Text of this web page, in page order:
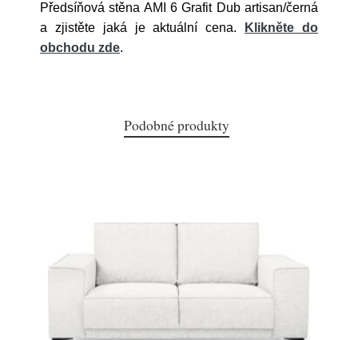
Předsíňová stěna AMI 6 Grafit Dub artisan/černá
a zjistěte jaká je aktuální cena.
Klikněte do
obchodu zde.
Podobné produkty